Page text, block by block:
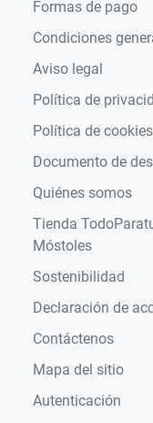
Formas de pago
Condiciones
Aviso legal
Política de
Política de cookies
Documento de
Quiénes somos
Tienda
Móstoles
Sostenibilidad
Declaración de
Contáctenos
Mapa del sitio
Autenticación